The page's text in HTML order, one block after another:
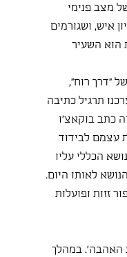
מצב פנימי
מאלוהים על חטאים. בהקשר זה הזכרנו גם את מגיפת האיידס שהרגה כ-30 מליון איש, ושגורמים
הוא השעיר
"דרך רוח",
הדבר, וערכנו תרגיל כתיבה
כתב בוקאצ'ו
עצמם לבידוד
הכללי עליו
לאותו היום.
זזות ופועלות
האהבה'. במהלך